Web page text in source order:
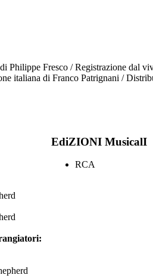
Fresco / Registrazione dal
italiana di Franco Patrignani /
EdiZIONI MusicalI
RCA